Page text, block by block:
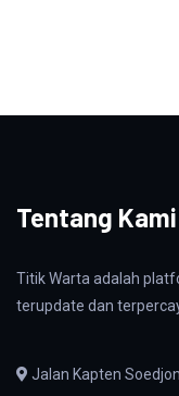
Tentang Kami
Titik Warta adalah
terupdate dan
Jalan Kapten